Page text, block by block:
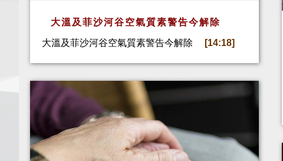
大溫及菲沙河谷空氣質素警告今解除
大溫及菲沙河谷空氣質素警告今解除 [14:18]